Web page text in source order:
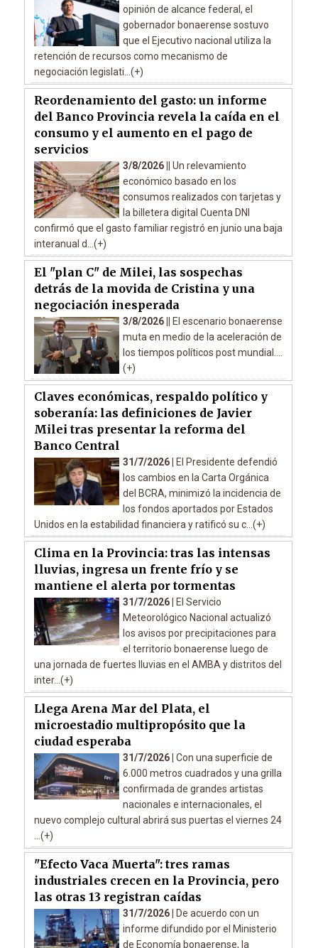
opinión de alcance federal, el
gobernador bonaerense sostuvo
que el Ejecutivo nacional utiliza la
retención de recursos como mecanismo de
negociación legislati...(+)
Reordenamiento del gasto: un informe
del Banco Provincia revela la caída en el
consumo y el aumento en el pago de
servicios
3/8/2026 || Un relevamiento
económico basado en los
consumos realizados con tarjetas y
la billetera digital Cuenta DNI
confirmó que el gasto familiar registró en junio una baja
interanual d...(+)
El "plan C" de Milei, las sospechas
detrás de la movida de Cristina y una
negociación inesperada
3/8/2026 ||
El escenario bonaerense
muta en medio de la aceleración de
los tiempos políticos post mundial....
(+)
Claves económicas, respaldo político y
soberanía: las definiciones de Javier
Milei tras presentar la reforma del
Banco Central
31/7/2026 |
El Presidente defendió
los cambios en la Carta Orgánica
del BCRA, minimizó la incidencia de
los fondos aportados por Estados
Unidos en la estabilidad financiera y ratificó su c...(+)
Clima en la Provincia: tras las intensas
lluvias, ingresa un frente frío y se
mantiene el alerta por tormentas
31/7/2026 |
El Servicio
Meteorológico Nacional actualizó
los avisos por precipitaciones para
el territorio bonaerense luego de
una jornada de fuertes lluvias en el AMBA y distritos del
inter...(+)
Llega Arena Mar del Plata, el
microestadio multipropósito que la
ciudad esperaba
31/7/2026 | Con una superficie de
6.000 metros cuadrados y una grilla
confirmada de grandes artistas
nacionales e internacionales, el
nuevo complejo cultural abrirá sus puertas el viernes 24
...(+)
"Efecto Vaca Muerta": tres ramas
industriales crecen en la Provincia, pero
las otras 13 registran caídas
31/7/2026 |
De acuerdo con un
informe difundido por el Ministerio
de Economía bonaerense, la